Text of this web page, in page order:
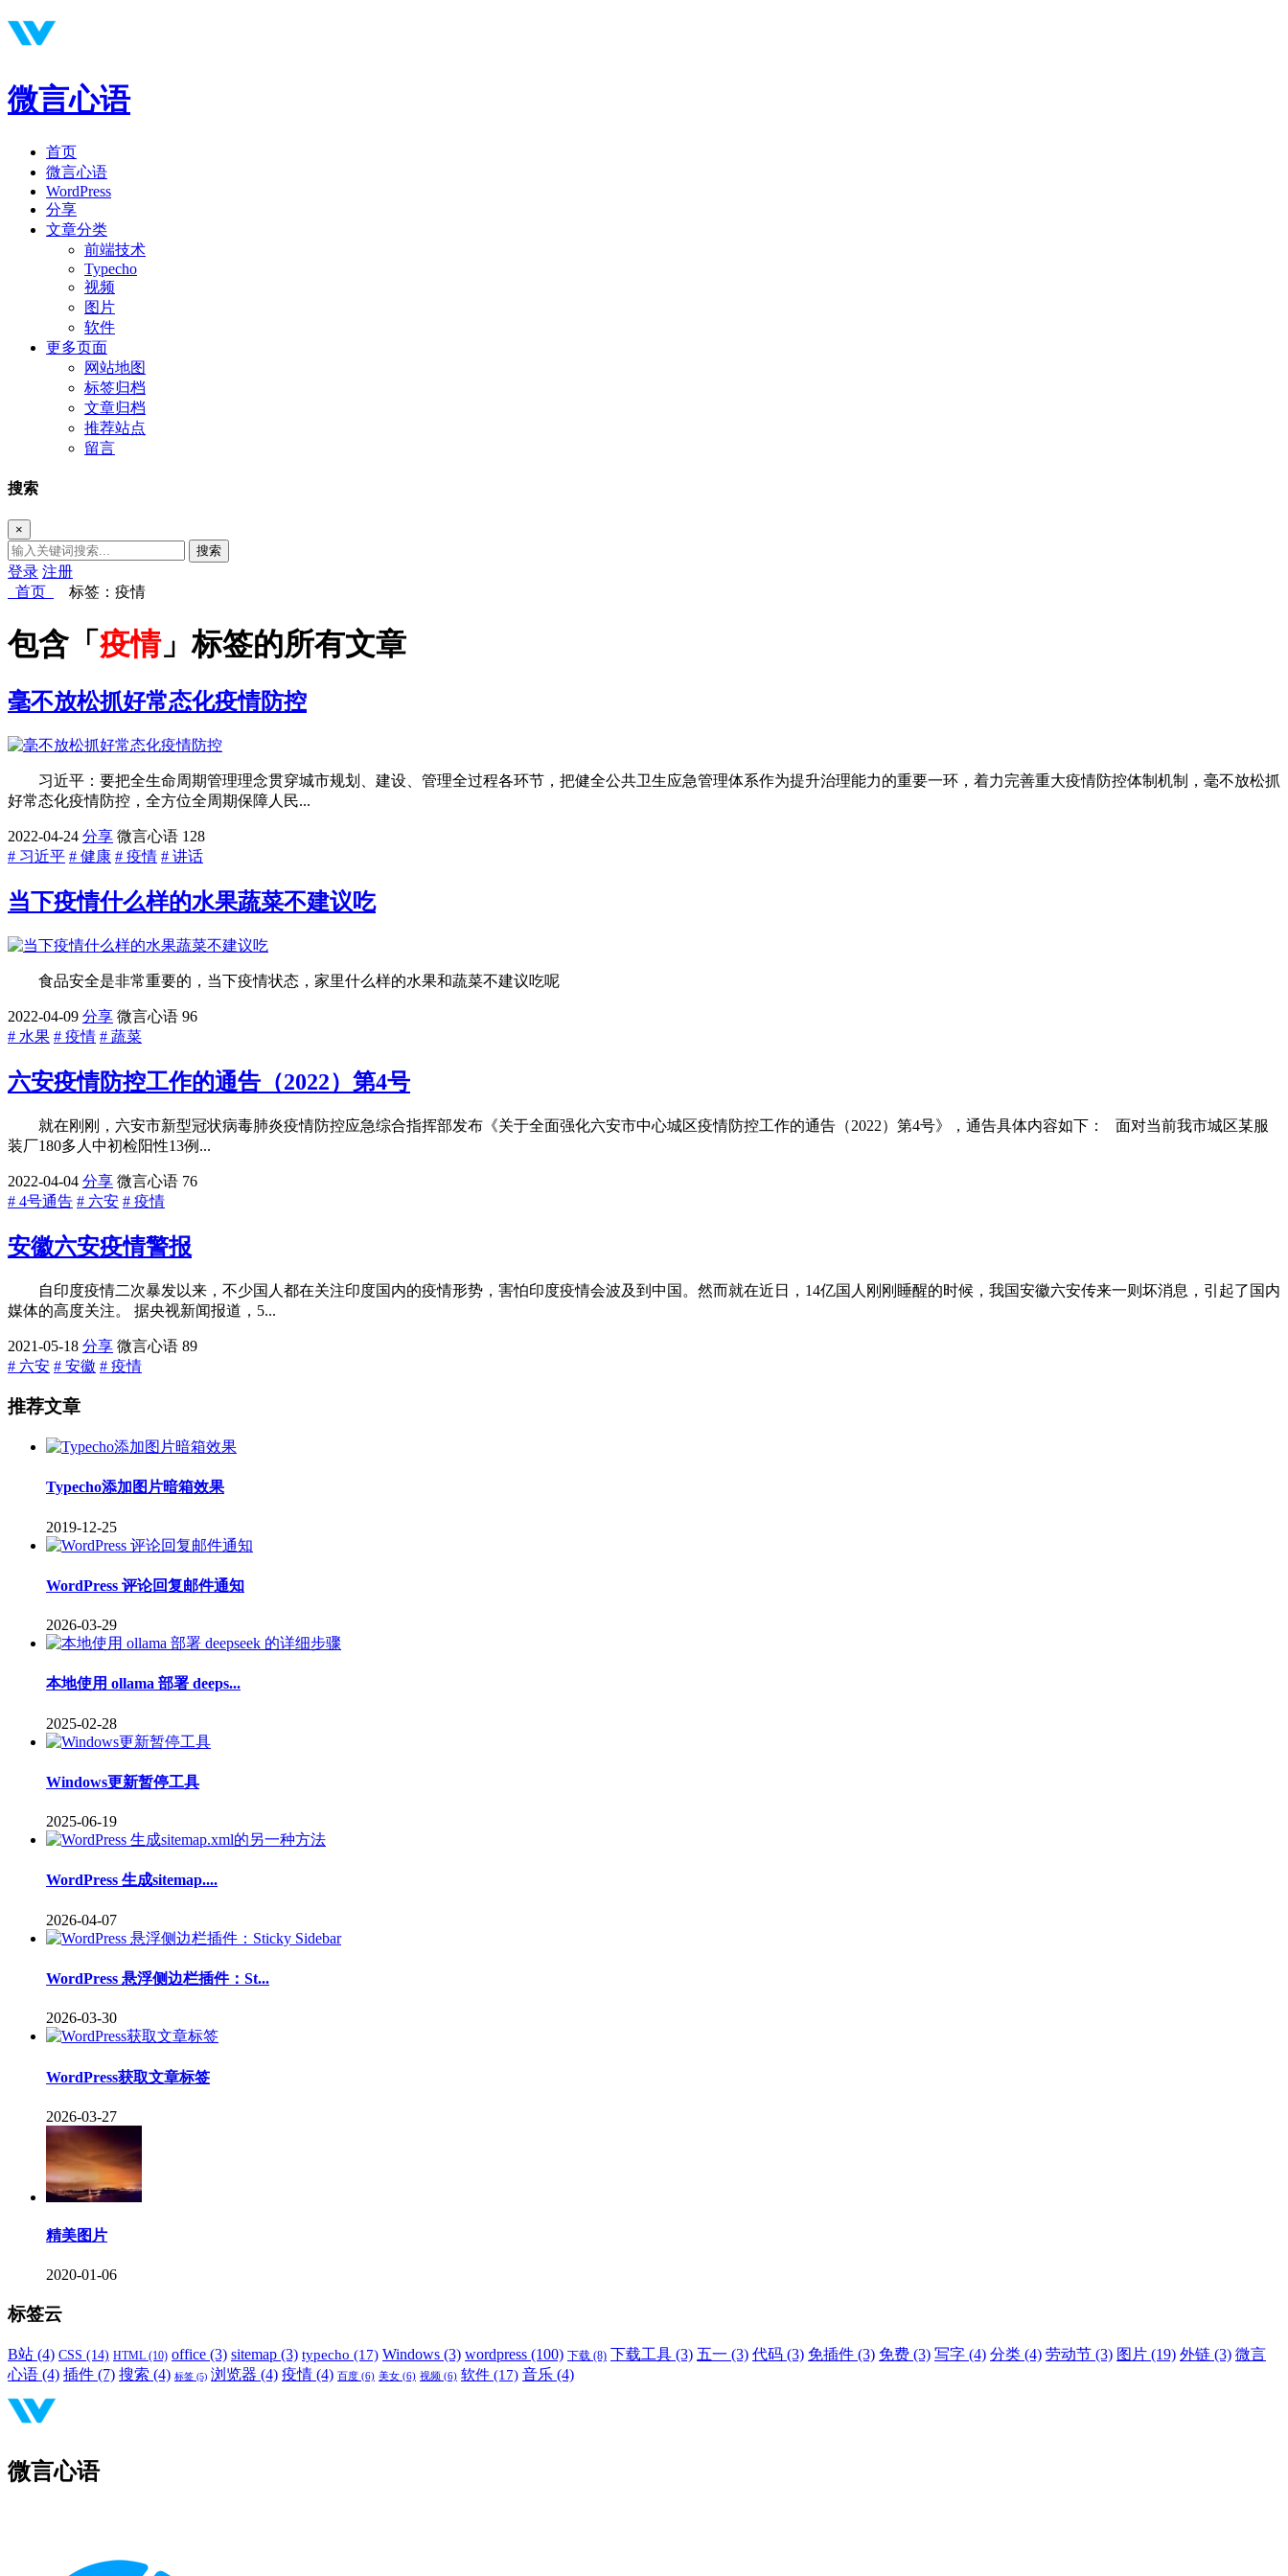
微言心语
首页
微言心语
WordPress
分享
文章分类
前端技术
Typecho
视频
图片
软件
更多页面
网站地图
标签归档
文章归档
推荐站点
留言
搜索
×
搜索
登录 注册
首页
标签：疫情
包含「 疫情」标签的所有文章
毫不放松抓好常态化疫情防控
习近平：要把全生命周期管理理念贯穿城市规划、建设、管理全过程各环节，把健全公共卫生应急管理体系作为提升治理能力的重要一环，着力完善重大疫情防控体制机制，毫不放松抓
好常态化疫情防控，全方位全周期保障人民...
2022-04-24 分享 微言心语 128
# 习近平 # 健康 # 疫情 # 讲话
当下疫情什么样的水果蔬菜不建议吃
食品安全是非常重要的，当下疫情状态，家里什么样的水果和蔬菜不建议吃呢
2022-04-09 分享 微言心语 96
# 水果 # 疫情 # 蔬菜
六安疫情防控工作的通告（2022）第4号
就在刚刚，六安市新型冠状病毒肺炎疫情防控应急综合指挥部发布《关于全面强化六安市中心城区疫情防控工作的通告（2022）第4号》，通告具体内容如下： 面对当前我市城区某服
装厂180多人中初检阳性13例...
2022-04-04 分享 微言心语 76
# 4号通告 # 六安 # 疫情
安徽六安疫情警报
自印度疫情二次暴发以来，不少国人都在关注印度国内的疫情形势，害怕印度疫情会波及到中国。然而就在近日，14亿国人刚刚睡醒的时候，我国安徽六安传来一则坏消息，引起了国内
媒体的高度关注。 据央视新闻报道，5...
2021-05-18 分享 微言心语 89
# 六安 # 安徽 # 疫情
推荐文章
Typecho添加图片暗箱效果
2019-12-25
WordPress 评论回复邮件通知
2026-03-29
本地使用 ollama 部署 deeps...
2025-02-28
Windows更新暂停工具
2025-06-19
WordPress 生成sitemap....
2026-04-07
WordPress 悬浮侧边栏插件：St...
2026-03-30
WordPress获取文章标签
2026-03-27
精美图片
2020-01-06
标签云
B站 (4) CSS (14) HTML (10) office (3) sitemap (3) typecho (17) Windows (3) wordpress (100) 下载 (8) 下载工具 (3) 五一 (3) 代码 (3) 免插件 (3) 免费 (3) 写字 (4) 分类 (4) 劳动节 (3) 图片 (19) 外链 (3) 微言
心语 (4) 插件 (7) 搜索 (4) 标签 (5) 浏览器 (4) 疫情 (4) 百度 (6) 美女 (6) 视频 (6) 软件 (17) 音乐 (4)
微言心语